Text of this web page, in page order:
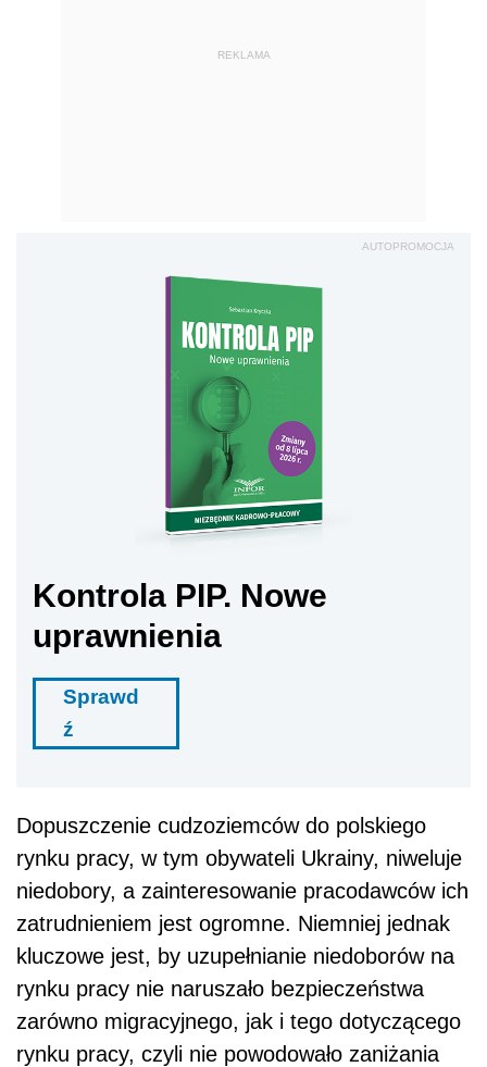
REKLAMA
AUTOPROMOCJA
Kontrola PIP. Nowe
uprawnienia
Sprawd
ź
Dopuszczenie cudzoziemców do polskiego
rynku pracy, w tym obywateli Ukrainy, niweluje
niedobory, a zainteresowanie pracodawców ich
zatrudnieniem jest ogromne. Niemniej jednak
kluczowe jest, by uzupełnianie niedoborów na
rynku pracy nie naruszało bezpieczeństwa
zarówno migracyjnego, jak i tego dotyczącego
rynku pracy, czyli nie powodowało zaniżania